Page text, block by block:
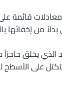
معادلات قائمة
من إخفائها
الذي يخلق
على